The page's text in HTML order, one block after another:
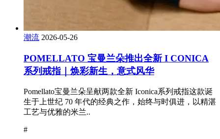
潮流 2026-05-26
POMELLATO 宝曼兰朵推出全新 I CONICA
系列戒指｜焕彩新生，意式风华
Pomellato宝曼兰朵呈献两款全新 Iconica系列戒指这款诞
生于上世纪 70 年代的经典之作，始终与时俱进，以精湛
工艺与优雅的米兰..
#